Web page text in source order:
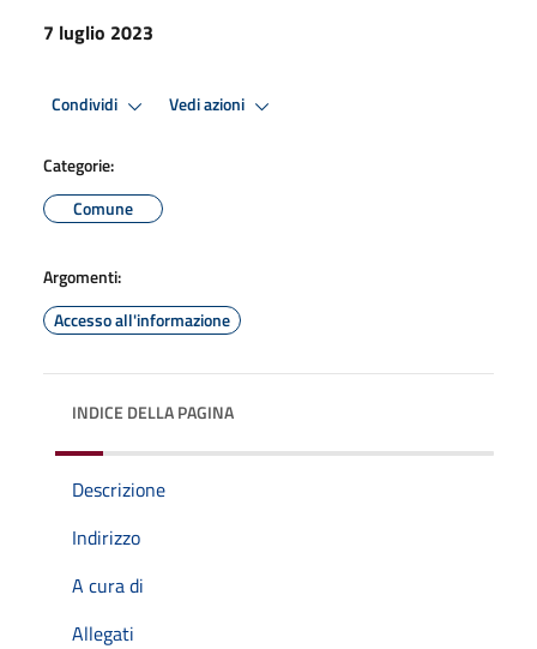
7 luglio 2023
Condividi Vedi azioni
Categorie:
Comune
Argomenti:
Accesso all'informazione
INDICE DELLA PAGINA
Descrizione
Indirizzo
A cura di
Allegati